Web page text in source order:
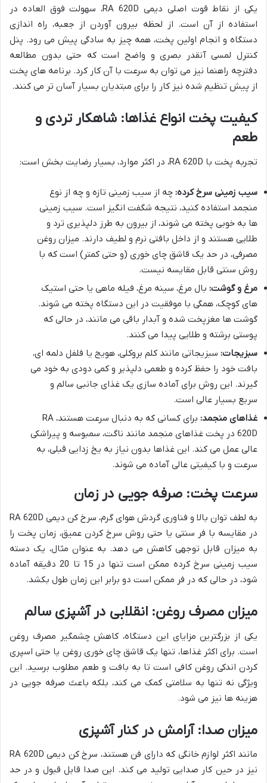
یکی از نقاط قوت اصلی دیمی RA 620D، سهولت فوق العاده در
استفاده از آن است. از لحظه بیرون آوردن از جعبه، راه اندازی
دستگاه و انجام اولین پخت، همه چیز به سادگی پیش می رود. پنل
کنترل لمسی آنقدر بصری و واضح است که حتی بدون مطالعه
دفترچه راهنما نیز می توان به سرعت با آن کار کرد. برنامه های پخت
از پیش تنظیم شده نیز کار را برای مبتدیان بسیار آسان تر می کنند.
کیفیت پخت انواع غذاها: شاهکار تردی و
طعم
تجربه پخت با RA 620D، در اکثر موارد، بسیار رضایت بخش است:
سیب زمینی سرخ کرده: چه از سیب زمینی تازه و چه از نوع
منجمد استفاده کنید، نتیجه شگفت انگیز است. سیب زمینی
ها به خوبی پخته می شوند، از بیرون به طرز دلپذیری ترد و
طلایی هستند و از داخل بافتی نرم و لطیف دارند. میزان روغن
مصرفی، در حد یک قاشق چای خوری (و حتی کمتر) است که با
روش سنتی قابل مقایسه نیست.
مرغ و گوشت: بال مرغ، سینه مرغ، فیله ماهی یا حتی استیک
های کوچک، همگی با موفقیت در این دستگاه پخته می شوند.
گوشت ها مغزپخت شده و آبدار باقی می مانند، در حالی که
پوستی برشته و طلایی پیدا می کنند.
سبزیجات: سبزیجاتی مانند کلم بروکلی، هویج یا فلفل دلمه ای،
بافت خود را حفظ کرده و طعمی دلپذیر و کمی دودی به خود می
گیرند. این روش برای آماده سازی یک غذای جانبی سالم و
سریع بسیار عالی است.
غذاهای منجمد:
برای کسانی که به دنبال سرعت هستند، RA
620D در پخت غذاهای منجمد مانند ناگت، سمبوسه و پیراشکی
عالی عمل می کند. این غذاها بدون نیاز به یخ زدایی قبلی، به
سرعت و با کیفیتی عالی آماده می شوند.
سرعت پخت: صرفه جویی در زمان
به لطف توان بالا و فناوری گردش هوای گرم، سرخ کن دیمی RA 620D
در مقایسه با فر سنتی یا حتی روش سرخ کردن عمیق، زمان پخت را
به میزان قابل توجهی کاهش می دهد. به عنوان مثال، یک دسته
سیب زمینی سرخ کرده ممکن است تنها در 15 تا 20 دقیقه آماده
شود، در حالی که در فر ممکن است دو برابر این زمان طول بکشد.
میزان مصرف روغن: انقلابی در آشپزی سالم
یکی از بزرگترین مزایای این دستگاه، کاهش چشمگیر مصرف روغن
است. برای اکثر غذاها، تنها یک قاشق چای خوری روغن یا حتی اسپری
کردن اندکی روغن کافی است تا به بافت و طعم مطلوب برسید. این
ویژگی نه تنها به سلامتی کمک می کند، بلکه باعث صرفه جویی در
هزینه ها نیز می شود.
میزان صدا: آرامش در کنار آشپزی
مانند اکثر لوازم خانگی که دارای فن هستند، سرخ کن دیمی RA 620D
نیز در حین کار صدایی تولید می کند. این صدا قابل قبول و در حد